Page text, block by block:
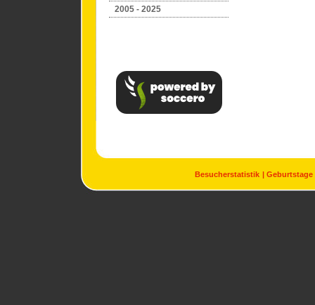
2005 - 2025
Besucherstatistik Geburtstage